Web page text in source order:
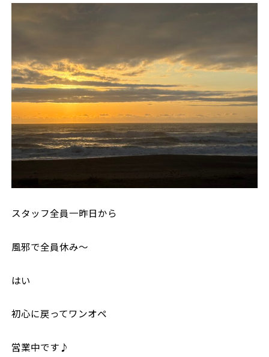
スタッフ全員一昨日から
風邪で全員休み〜
はい
初心に戻ってワンオペ
営業中です♪
ブログ プライバシーポリシー
SNS